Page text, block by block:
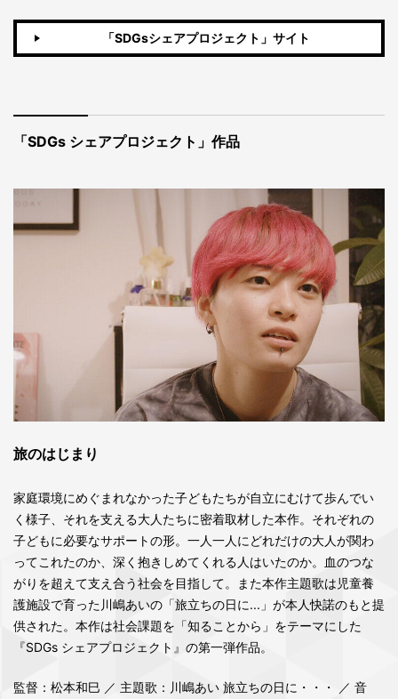
「SDGsシェアプロジェクト」サイト
「SDGs シェアプロジェクト」作品
旅のはじまり
家庭環境にめぐまれなかった子どもたちが自立にむけて歩んでい
く様子、それを支える大人たちに密着取材した本作。それぞれの
子どもに必要なサポートの形。一人一人にどれだけの大人が関わ
ってこれたのか、深く抱きしめてくれる人はいたのか。血のつな
がりを超えて支え合う社会を目指して。また本作主題歌は児童養
護施設で育った川嶋あいの「旅立ちの日に...」が本人快諾のもと提
供された。本作は社会課題を「知ることから」をテーマにした
『SDGs シェアプロジェクト』の第一弾作品。
監督：松本和巳 ／ 主題歌：川嶋あい 旅立ちの日に・・・ ／ 音